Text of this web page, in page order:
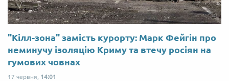
"Кілл-зона" замість курорту: Марк Фейгін про
неминучу ізоляцію Криму та втечу росіян на
гумових човнах
17 червня, 14:01